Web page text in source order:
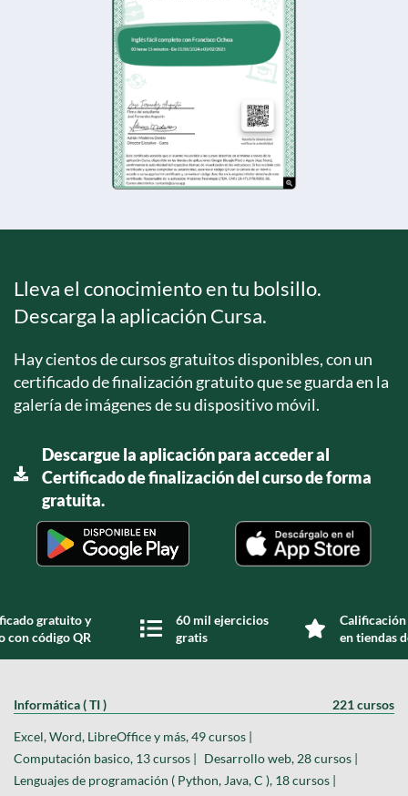
Lleva el conocimiento en tu bolsillo.
Descarga la aplicación Cursa.
Hay cientos de cursos gratuitos disponibles, con un
certificado de finalización gratuito que se guarda en la
galería de imágenes de su dispositivo móvil.
Descargue la aplicación para acceder al
Certificado de finalización del curso de forma
gratuita.
gratuito y
con código QR
60 mil ejercicios
gratis
en tiendas
Informática ( TI ) 221 cursos
Excel, Word, LibreOffice y más, 49 cursos |
Computación basico, 13 cursos | Desarrollo web, 28 cursos |
Lenguajes de programación ( Python, Java, C ), 18 cursos |